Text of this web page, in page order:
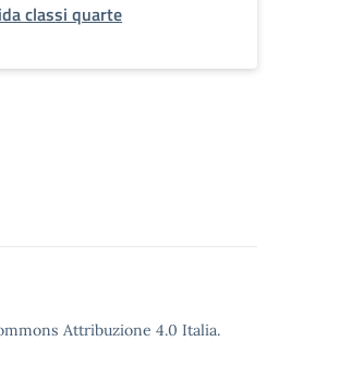
classi quarte
Attribuzione 4.0 Italia.